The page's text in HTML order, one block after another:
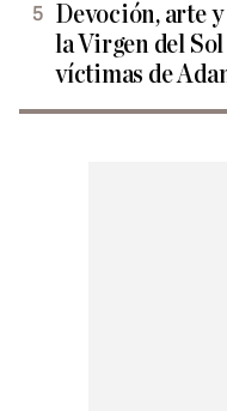
Devoción, arte
la Virgen del
víctimas de